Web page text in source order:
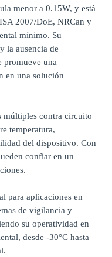
menor a 0.15W, y está
2007/DoE, NRCan y
mínimo. Su
la ausencia de
promueve una
en una solución
múltiples contra circuito
temperatura,
del dispositivo. Con
confiar en un
para aplicaciones en
de vigilancia y
su operatividad en
desde -30°C hasta